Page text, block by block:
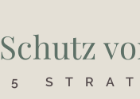
Schutz
5